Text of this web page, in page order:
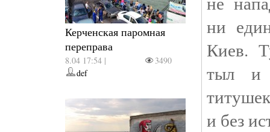
Керченская паромная
переправа
8.04 17:54 |
3490
def
ни
Киев.
тыл и
и без